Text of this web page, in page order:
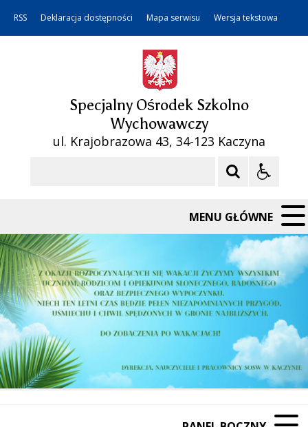
RSS Deklaracja dostępności Mapa serwisu Wersja tekstowa
Specjalny Ośrodek Szkolno
Wychowawczy
ul. Krajobrazowa 43, 34-123 Kaczyna
MENU GŁÓWNE